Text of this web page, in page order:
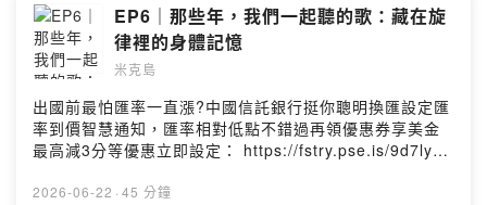
反應？從聽音樂，到讓聲音真的落在身體上，我們開始分
享頌缽帶來的震動、放鬆、情緒流動，以及那種不用說
話、卻好像被理解的感覺。原來聲音不只是聽見。有時
候，它會穿過耳朵，直接抵達身體裡某個很深的地方。----
--------------------------------每個人都是一座小島，有自己
的天氣、節奏，還有獨特的生態系和生命力。三座小島，
開始有了交會，甚至有時候，會突然連上線——滋滋滋⚡滋
滋滋⚡這是一份給小島們的邀請，這裡沒有標準答案，我們
聊聊關於身體的感覺、情緒的起伏，還有生活裡那些卡
EP6｜那些年，我們一起聽的歌：藏在旋
律裡的身體記憶
米克島
出國前最怕匯率一直漲?中國信託銀行挺你聰明換匯設定匯
率到價智慧通知，匯率相對低點不錯過再領優惠券享美金
最高減3分等優惠立即設定： https://fstry.pse.is/9d7ly8
情況審慎投資。完整注意事項詳見網站資訊。—— 以上為
2026-06-22 · 45 分鐘